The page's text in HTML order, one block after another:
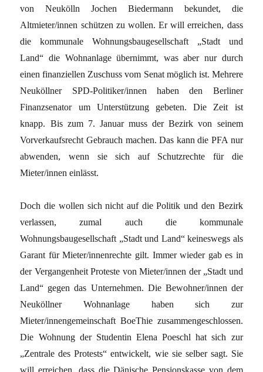
von Neukölln Jochen Biedermann bekundet, die
Altmieter/innen schützen zu wollen. Er will erreichen, dass
die kommunale Wohnungsbaugesellschaft „Stadt und
Land“ die Wohnanlage übernimmt, was aber nur durch
einen finanziellen Zuschuss vom Senat möglich ist. Mehrere
Neuköllner SPD-Politiker/innen haben den Berliner
Finanzsenator um Unterstützung gebeten. Die Zeit ist
knapp. Bis zum 7. Januar muss der Bezirk von seinem
Vorverkaufsrecht Gebrauch machen. Das kann die PFA nur
abwenden, wenn sie sich auf Schutzrechte für die
Mieter/innen einlässt.
Doch die wollen sich nicht auf die Politik und den Bezirk
verlassen, zumal auch die kommunale
Wohnungsbaugesellschaft „Stadt und Land“ keineswegs als
Garant für Mieter/innenrechte gilt. Immer wieder gab es in
der Vergangenheit Proteste von Mieter/innen der „Stadt und
Land“ gegen das Unternehmen. Die Bewohner/innen der
Neuköllner Wohnanlage haben sich zur
Mieter/innengemeinschaft BoeThie zusammengeschlossen.
Die Wohnung der Studentin Elena Poeschl hat sich zur
„Zentrale des Protests“ entwickelt, wie sie selber sagt. Sie
will erreichen, dass die Dänische Pensionskasse von dem